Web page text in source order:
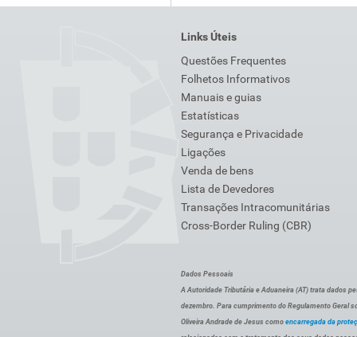
Links Úteis
Questões Frequentes
Folhetos Informativos
Manuais e guias
Estatísticas
Segurança e Privacidade
Ligações
Venda de bens
Lista de Devedores
Transações Intracomunitárias
Cross-Border Ruling (CBR)
Dados Pessoais
A Autoridade Tributária e Aduaneira (AT) trata dados
dezembro. Para cumprimento do Regulamento Geral
Oliveira Andrade de Jesus como encarregada da